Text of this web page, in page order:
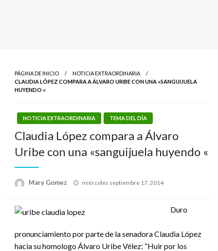
PÁGINA DE INICIO
NOTICIA EXTRAORDINARIA
CLAUDIA LÓPEZ COMPARA A ÁLVARO URIBE CON UNA «SANGUIJUELA
HUYENDO «
NOTICIA EXTRAORDINARIA TEMA DEL DÍA
Claudia López compara a Álvaro
Uribe con una «sanguijuela huyendo «
Mary Gomez
Publicado
miércoles septiembre 17, 2014
Duro
pronunciamiento por parte de la senadora Claudia López
hacia su homologo Álvaro Uribe Vélez: “Huir por los